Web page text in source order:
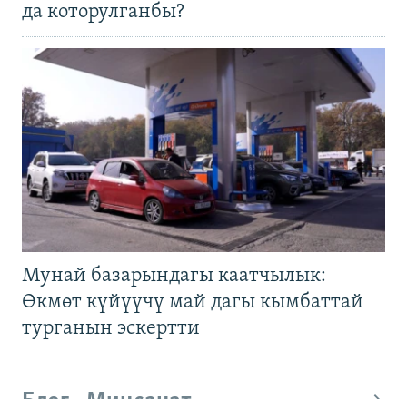
да которулганбы?
Мунай базарындагы каатчылык:
Өкмөт күйүүчү май дагы кымбаттай
турганын эскертти